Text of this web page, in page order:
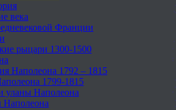
века
Франции
рыцари 1300-1500
Наполеона 1792 – 1815
1799-1815
уланы Наполеона